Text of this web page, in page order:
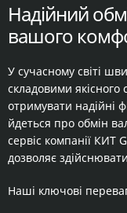
Надійний
вашого
У сучасному світі
складовими
отримувати надійні
йдеться про обмін
сервіс компанії КИТ
дозволяє
Наші ключові